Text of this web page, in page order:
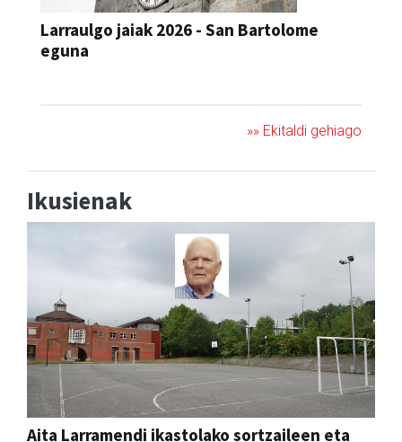
Larraulgo jaiak 2026 - San Bartolome
eguna
»» Ekitaldi gehiago
Ikusienak
Aita Larramendi ikastolako sortzaileen eta